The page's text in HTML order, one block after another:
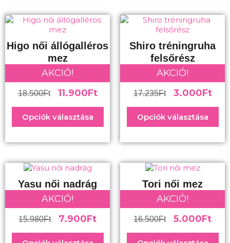
Higo női állógalléros
mez
AKCIÓ!
18.500Ft 11.900Ft
Opciók választása
Shiro tréningruha
felsőrész
AKCIÓ!
17.235Ft 3.000Ft
Opciók választása
Yasu női nadrág
AKCIÓ!
15.980Ft 7.900Ft
Tori női mez
AKCIÓ!
16.500Ft 5.000Ft